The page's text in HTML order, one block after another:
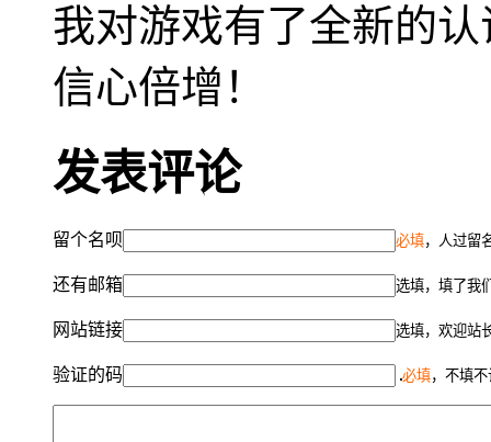
我对游戏有了全新的
信心倍增！
发表评论
留个名呗 必填，人过留
还有邮箱 选填，填了我
网站链接 选填，欢迎站
验证的码 必填，不填